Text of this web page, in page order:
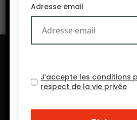
Adresse email
J’accepte les conditions
respect de la vie privée